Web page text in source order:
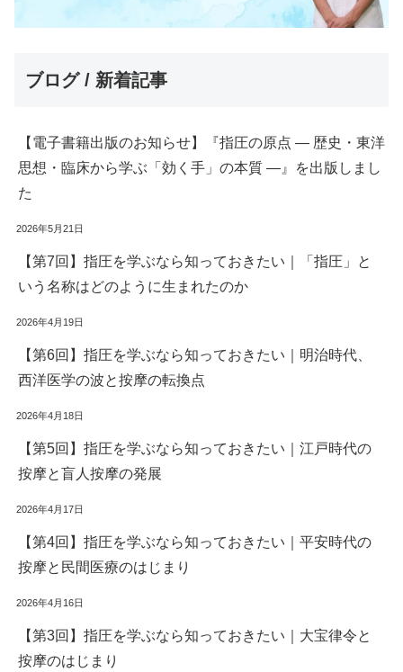
ブログ / 新着記事
【電子書籍出版のお知らせ】『指圧の原点 ― 歴史・東洋
思想・臨床から学ぶ「効く手」の本質 ―』を出版しまし
た
2026年5月21日
【第7回】指圧を学ぶなら知っておきたい｜「指圧」と
いう名称はどのように生まれたのか
2026年4月19日
【第6回】指圧を学ぶなら知っておきたい｜明治時代、
西洋医学の波と按摩の転換点
2026年4月18日
【第5回】指圧を学ぶなら知っておきたい｜江戸時代の
按摩と盲人按摩の発展
2026年4月17日
【第4回】指圧を学ぶなら知っておきたい｜平安時代の
按摩と民間医療のはじまり
2026年4月16日
【第3回】指圧を学ぶなら知っておきたい｜大宝律令と
按摩のはじまり